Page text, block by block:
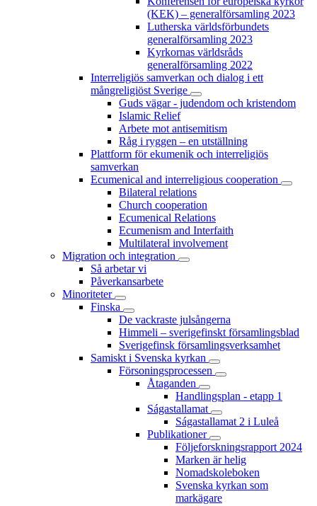
(KEK) – generalförsamling 2023
Lutherska världsförbundets
generalförsamling 2023
Kyrkornas världsråds
generalförsamling 2022
Interreligiös samverkan och dialog i ett
mångreligiöst Sverige
Guds vägar - judendom och kristendom
Islamic Relief
Arbete mot antisemitism
Råg i ryggen – en utställning
Plattform för ekumenik och interreligiös
samverkan
Ecumenical and interreligious cooperation
Bilateral relations
Church cooperation
Ecumenical Relations
Ecumenism and Interfaith
Multilateral involvement
Migration och integration
Så arbetar vi
Påverkansarbete
Minoriteter
Finska
De vackraste julsångerna
Himmeli – sverigefinskt församlingsblad
Sverigefinsk församlingsverksamhet
Samiskt i Svenska kyrkan
Försoningsprocessen
Åtaganden
Handlingsplan - etapp 1
Ságastallamat
Ságastallamat 2 i Luleå
Publikationer
Följeforskningsrapport 2024
Marken är helig
Nomadskoleboken
Svenska kyrkan som
markägare